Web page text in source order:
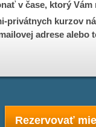
v čase, ktorý Vám
privátnych kurzov
adrese alebo
Rezervovať